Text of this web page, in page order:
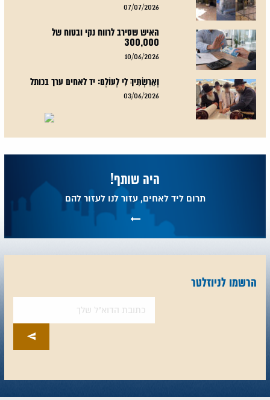
07/07/2026
האיש שסירב לרווח נקי ובטוח של
300,000
10/06/2026
וְאֵרַשְׂתִּיךְ לִי לְעוֹלָם: יד לאחים ערך בכותל
03/06/2026
היה שותף!
תרום ליד לאחים, עזור לנו לעזור להם
הרשמו לניוזלטר